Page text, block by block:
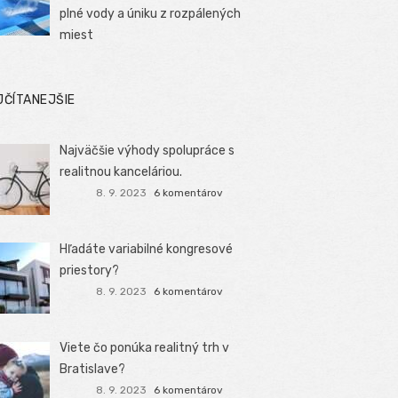
plné vody a úniku z rozpálených
miest
Najväčšie výhody spolupráce s
realitnou kanceláriou.
8. 9. 2023 6 komentárov
Hľadáte variabilné kongresové
priestory?
8. 9. 2023 6 komentárov
Viete čo ponúka realitný trh v
Bratislave?
8. 9. 2023 6 komentárov